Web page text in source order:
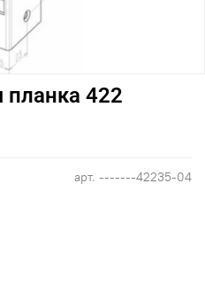
арт. -------42235-04
планка 422